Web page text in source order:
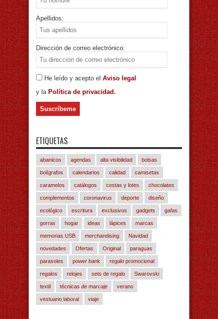
Apellidos:
Dirección de correo electrónico:
He leído y acepto el Aviso legal
y la Política de privacidad.
ETIQUETAS
abanicos agendas alta visibilidad bolsas
bolígrafos calendarios calidad camisetas
caramelos catálogos cestas y lotes chocolates
complementos coronavirus deporte diseño
ecológico escritura exclusivos gadgets gafas
gorras hogar ideas lápices marcas
memorias USB merchandising Navidad
novedades Ofertas Original paraguas
parasoles power bank regalo promocional
regalos relojes sets de regalo Swarovski
textil técnicas de marcaje verano
vestuario laboral viaje